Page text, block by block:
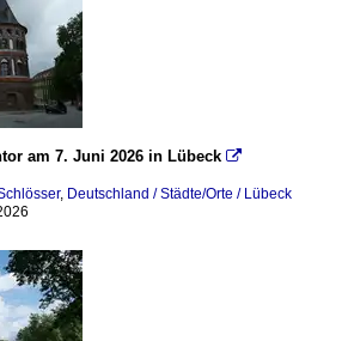
am 7. Juni 2026 in Lübeck 
, Deutschland / Städte/Orte / Lübeck